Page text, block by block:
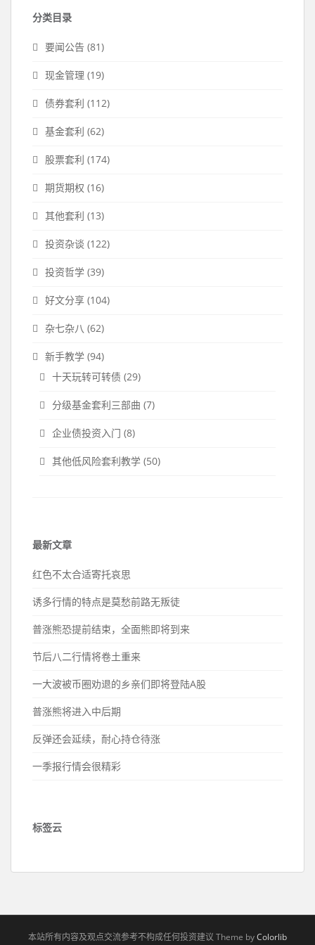
分类目录
要闻公告 (81)
现金管理 (19)
债券套利 (112)
基金套利 (62)
股票套利 (174)
期货期权 (16)
其他套利 (13)
投资杂谈 (122)
投资哲学 (39)
好文分享 (104)
杂七杂八 (62)
新手教学 (94)
十天玩转可转债 (29)
分级基金套利三部曲 (7)
企业债投资入门 (8)
其他低风险套利教学 (50)
最新文章
红色不太合适寄托哀思
诱多行情的特点是莫愁前路无叛徒
普涨熊恐提前结束，全面熊即将到来
节后八二行情将卷土重来
一大波被币圈劝退的乡亲们即将登陆A股
普涨熊将进入中后期
反弹还会延续，耐心持仓待涨
一季报行情会很精彩
标签云
本站所有内容及观点交流参考不构成任何投资建议 Theme byColorlib